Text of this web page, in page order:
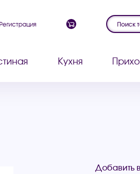
Регистрация
Кухня
Добавить